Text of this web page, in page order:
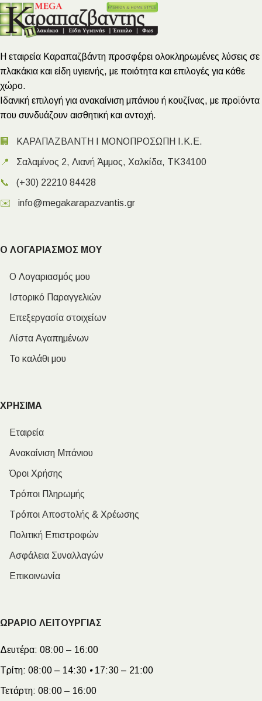
Η εταιρεία Καραπαζβάντη προσφέρει ολοκληρωμένες λύσεις σε
πλακάκια και είδη υγιεινής, με ποιότητα και επιλογές για κάθε
χώρο.
Ιδανική επιλογή για ανακαίνιση μπάνιου ή κουζίνας, με προϊόντα
που συνδυάζουν αισθητική και αντοχή.
🏢 ΚΑΡΑΠΑΖΒΑΝΤΗ Ι ΜΟΝΟΠΡΟΣΩΠΗ Ι.Κ.Ε.
📍 Σαλαμίνος 2, Λιανή Άμμος, Χαλκίδα, ΤΚ34100
📞 (+30) 22210 84428
✉️ info@megakarapazvantis.gr
Ο ΛΟΓΑΡΙΑΣΜΟΣ ΜΟΥ
Ο Λογαριασμός μου
Ιστορικό Παραγγελιών
Επεξεργασία στοιχείων
Λίστα Αγαπημένων
Το καλάθι μου
ΧΡΗΣΙΜΑ
Εταιρεία
Ανακαίνιση Μπάνιου
Όροι Χρήσης
Τρόποι Πληρωμής
Τρόποι Αποστολής & Χρέωσης
Πολιτική Επιστροφών
Ασφάλεια Συναλλαγών
Επικοινωνία
ΩΡΑΡΙΟ ΛΕΙΤΟΥΡΓΙΑΣ
Δευτέρα: 08:00 – 16:00
Τρίτη: 08:00 – 14:30 •17:30 – 21:00
Τετάρτη: 08:00 – 16:00